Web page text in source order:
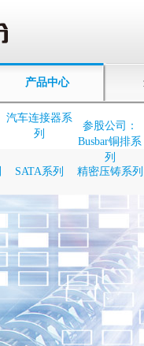
产品中心
汽车连接器系
列
参股公司：
Busbar铜排系
列
SATA系列 精密压铸系列